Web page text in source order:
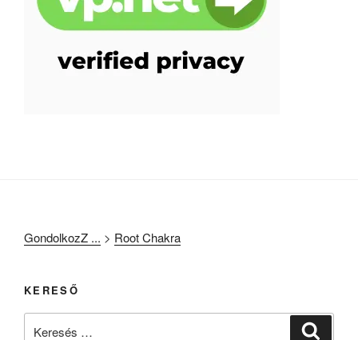
GondolkozZ ... > Root Chakra
KERESŐ